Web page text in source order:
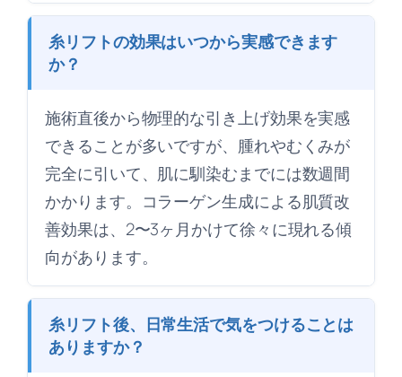
糸リフトの効果はいつから実感できます
か？
施術直後から物理的な引き上げ効果を実感
できることが多いですが、腫れやむくみが
完全に引いて、肌に馴染むまでには数週間
かかります。コラーゲン生成による肌質改
善効果は、2〜3ヶ月かけて徐々に現れる傾
向があります。
糸リフト後、日常生活で気をつけることは
ありますか？